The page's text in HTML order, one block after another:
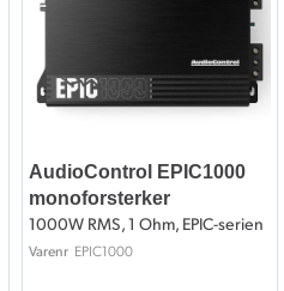
AudioControl EPIC1000
monoforsterker
1000W RMS, 1 Ohm, EPIC-serien
Varenr EPIC1000